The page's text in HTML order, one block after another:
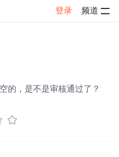
登录 频道
的，是不是审核通过了？